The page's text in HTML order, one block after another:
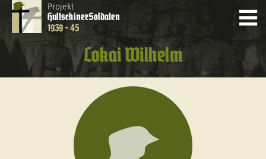
Projekt
HultschinerSoldaten
1939 - 45
Lokai Wilhelm